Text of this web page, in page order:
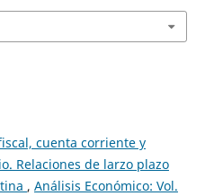
cuenta corriente y
Relaciones de larzo plazo
, Análisis Económico: Vol.